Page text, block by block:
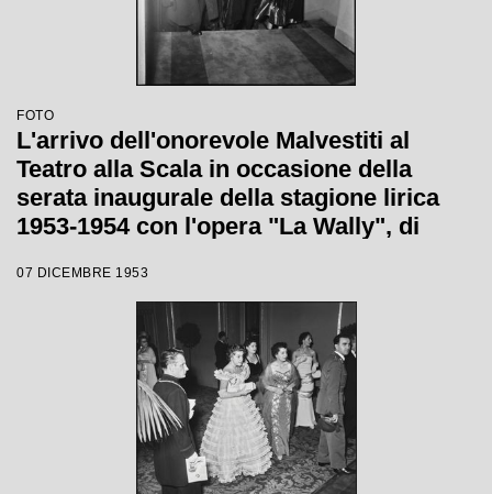
FOTO
L'arrivo dell'onorevole Malvestiti al
Teatro alla Scala in occasione della
serata inaugurale della stagione lirica
1953-1954 con l'opera "La Wally", di
Giulini, con la regia di Tatiana Pavlova
07 DICEMBRE 1953